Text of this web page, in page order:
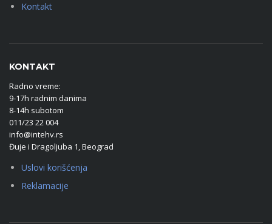
Kontakt
KONTAKT
Radno vreme:
9-17h radnim danima
8-14h subotom
011/23 22 004
info@intehv.rs
Đuje i Dragoljuba 1, Beograd
Uslovi korišćenja
Reklamacije